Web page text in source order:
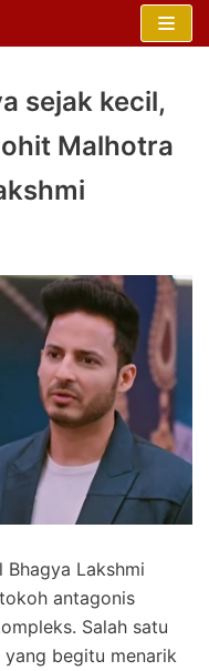
sejak kecil,
Malhotra
Lakshmi
antagonis
Salah satu
begitu menarik